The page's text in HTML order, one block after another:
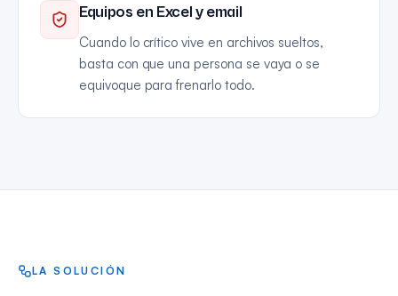
Equipos en Excel y email
Cuando lo crítico vive en archivos sueltos,
basta con que una persona se vaya o se
equivoque para frenarlo todo.
LA SOLUCIÓN